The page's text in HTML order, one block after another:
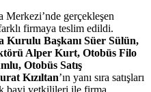
Merkezi’nde gerçekleşen
firmaya teslim edildi.
Kurulu Başkanı Süer Sülün,
Alper Kurt, Otobüs Filo
Otobüs Satış
Kızıltan’ın yanı sıra satışları